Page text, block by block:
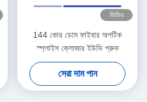
ভিডিও
144 কোর ডোম ফাইবার অপটিক
স্প্লাইস ক্লোজার ইউভি প্রুফ
সেরা দাম পান